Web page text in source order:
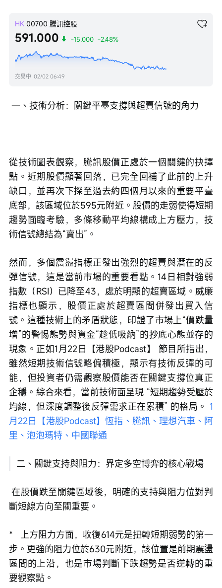
HK 00700 騰訊控股
591.000 -15.000 -2.48%
交易中 02/02 06:49
一、技術分析：關鍵平臺支撐與超賣信號的角力
從技術圖表觀察，騰訊股價正處於一個關鍵的抉擇
點。近期股價顯著回落，已完全回補了此前的上升
缺口，並再次下探至過去約四個月以來的重要平臺
底部，該區域位於595元附近。股價的走弱使得短期
趨勢面臨考驗，多條移動平均線構成上方壓力，技
術信號總結為“賣出”。
然而，多個震盪指標正發出強烈的超賣與潛在的反
彈信號，這是當前市場的重要看點。14日相對強弱
指數（RSI）已降至43，處於明顯的超賣區域。威廉
指標也顯示，股價正處於超賣區間併發出買入信
號。這種技術上的矛盾狀態，印證了市場上“價跌量
增”的警惕態勢與資金“趁低吸納”的抄底心態並存的
現象。正如1月22日【港股Podcast】 節目所指出，
雖然短期技術信號略偏積極，顯示有技術反彈的可
能，但投資者仍需觀察股價能否在關鍵支撐位真正
企穩。綜合來看，當前技術面呈現 “短期趨勢受壓於
均線，但深度調整後反彈需求正在累積” 的格局。 1
月22日【港股Podcast】恆指、騰訊、理想汽車、阿
里、泡泡瑪特、中國聯通
二、關鍵支持與阻力：界定多空博弈的核心戰場
在股價跌至關鍵區域後，明確的支持與阻力位對判
斷短線方向至關重要。
*   上方阻力方面，收復614元是扭轉短期弱勢的第一
步。更強的阻力位於630元附近，該位置是前期震盪
區間的上沿，也是市場判斷下跌趨勢是否逆轉的重
要觀察點。